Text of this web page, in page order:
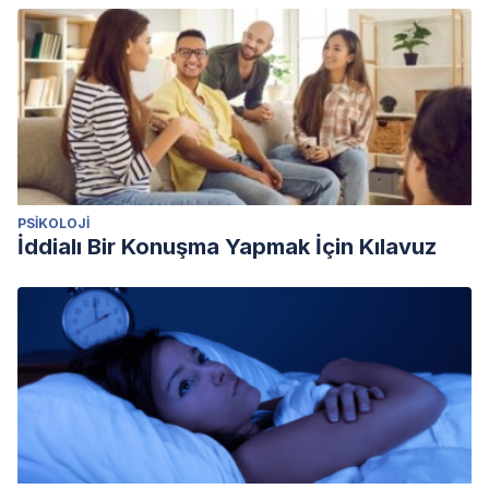
https://doi.org/10.3928/00485713-20081001-10
Kübler-Ross, E. & Kessler, D(2016). Sobre el duelo y el
dolor. Ed. Luciérnagas CAS.
National Center for Complementary and Integrative Health.
(2021).Relaxation Techniques: What You Need To Know
Accessed 15 May 2023.
https://www.nccih.nih.gov/health/relaxation-techniques-
what-you-need-to-know
Neimeyer, R., (2007).
Aprender de la pérdida. Una guía
para afrontar el duelo. Ed. Paidós.
O’Connor, N., (2007)
del duelo. Ed. Trillas.
Thompson, K. I., Chau, M., Hill, L. D., Lorenzetti, M. S., Fins,
A. I., & Tartar, J. (2022). Acute sleep deprivation disrupts
emotion, cognition, inflammation, and cortisol in young
healthy adults.
Frontiers in Behavioral Neuroscience
PSIKOLOJI
İddialı Bir Konuşma Yapmak İçin Kılavuz